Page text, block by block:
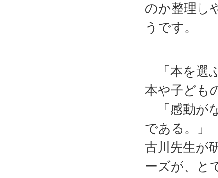
のか整理し
うです。
「本を選
本や子ども
「感動が
である。」
古川先生が
ーズが、と